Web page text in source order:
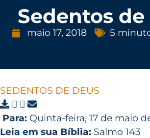
Sedentos de
maio 17, 2018 5
SEDENTOS DE DEUS
Para: Quinta-feira, 17 de maio
Leia em sua Bíblia: Salmo 143